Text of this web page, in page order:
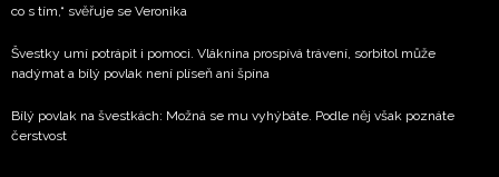
co s tím,“ svěřuje se Veronika
Švestky umí potrápit i pomoci. Vláknina prospívá trávení, sorbitol může
nadýmat a bílý povlak není plíseň ani špína
Bílý povlak na švestkách: Možná se mu vyhýbáte. Podle něj však poznáte
čerstvost